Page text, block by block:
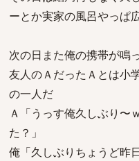
ーとか実家の風呂やっぱ
次の日また俺の携帯が鳴
友人のＡだったＡとは小
の一人だ
Ａ「うっす俺久しぶり〜
た？」
俺「久しぶりちょうど昨